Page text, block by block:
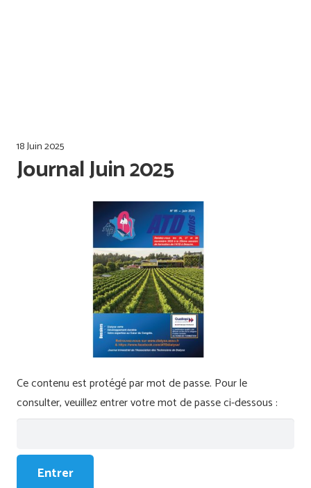
18 Juin 2025
Journal Juin 2025
Ce contenu est protégé par mot de passe. Pour le
consulter, veuillez entrer votre mot de passe ci-dessous :